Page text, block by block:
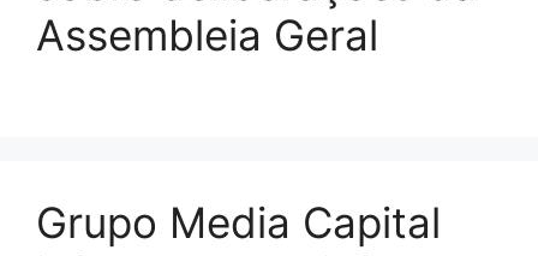
Assembleia Geral
Grupo Media Capital